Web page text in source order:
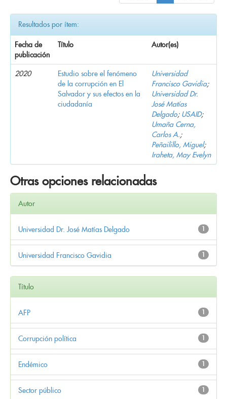
Resultados por ítem:
Fecha de
publicación
Título Autor(es)
2020
Estudio sobre el fenómeno
de la corrupción en El
Salvador y sus efectos en la
ciudadanía
Universidad
Francisco Gavidia;
Universidad Dr.
José Matías
Delgado; USAID;
Umaña Cerna,
Carlos A.;
Peñailillo, Miguel;
Iraheta, May Evelyn
Otras opciones relacionadas
Autor
1
Universidad Dr. José Matías Delgado
1
Universidad Francisco Gavidia
Título
1
AFP
1
Corrupción política
1
Endémico
1
Sector público